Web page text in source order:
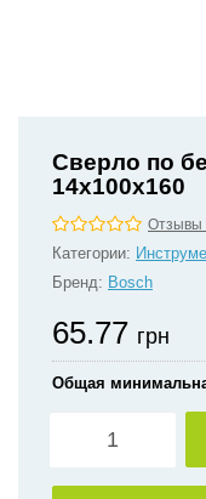
Сверло по
14x100x160
Отзывы
Категории:
Бренд: Bosch
65.77 грн
Общая